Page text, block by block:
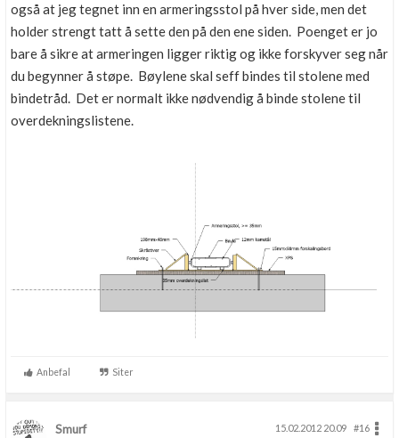
også at jeg tegnet inn en armeringsstol på hver side, men det
holder strengt tatt å sette den på den ene siden. Poenget er jo
bare å sikre at armeringen ligger riktig og ikke forskyver seg når
du begynner å støpe. Bøylene skal seff bindes til stolene med
bindetråd. Det er normalt ikke nødvendig å binde stolene til
overdekningslistene.
Anbefal Siter
Smurf 15.02.2012 20.09
#16